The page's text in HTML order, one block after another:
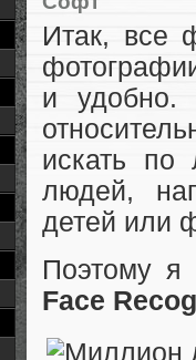
Итак, все
и удобно.
искать
людей,
детей или
Поэтому я
Face